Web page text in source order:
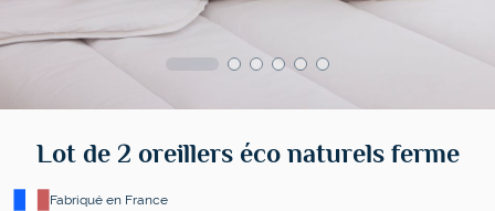
Lot de 2 oreillers éco naturels ferme
Fabriqué en France